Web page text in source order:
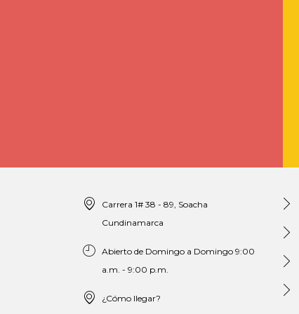
Carrera 1# 38 - 89, Soacha
Cundinamarca
Abierto de Domingo a Domingo 9:00
a.m. - 9:00 p.m.
¿Cómo llegar?